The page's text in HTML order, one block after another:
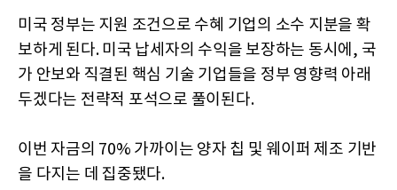
미국 정부는 지원 조건으로 수혜 기업의 소수 지분을 확
보하게 된다. 미국 납세자의 수익을 보장하는 동시에, 국
가 안보와 직결된 핵심 기술 기업들을 정부 영향력 아래
두겠다는 전략적 포석으로 풀이된다.
이번 자금의 70% 가까이는 양자 칩 및 웨이퍼 제조 기반
을 다지는 데 집중됐다.